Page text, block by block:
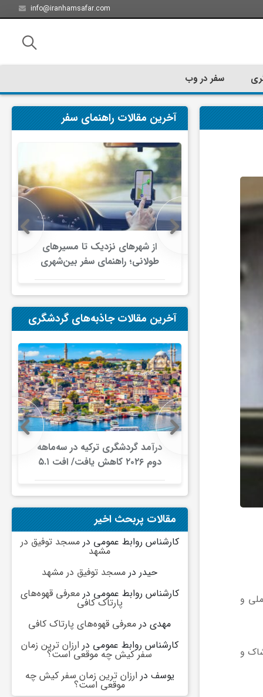
info@iranhamsafar.com
سفر در وب
و
و
آخرین مقالات راهنمای سفر
از شهرهای نزدیک تا مسیرهای
طولانی؛ راهنمای سفر بین‌شهری
در ایران
آخرین مقالات جاذبه‌های گردشگری
تعطیلات
کشور
درآمد گردشگری ترکیه در سه‌ماهه
دوم ۲۰۲۶ کاهش یافت/ افت ۵.۱
درصدی شمار گردشگران در برابر
مقالات پربحث اخیر
کارشناس روابط عمومی درمسجد توفیق در
مشهد
حیدردر مسجد توفیق در مشهد
کارشناس روابط عمومی درمعرفی قهوه‌های
پارتاک کافی
مهدیدر معرفی قهوه‌های پارتاک کافی
کارشناس روابط عمومی در ارزان ترین زمان
سفر کیش چه موقعی است؟
یوسف در ارزان ترین زمان سفر کیش چه
موقعی است؟